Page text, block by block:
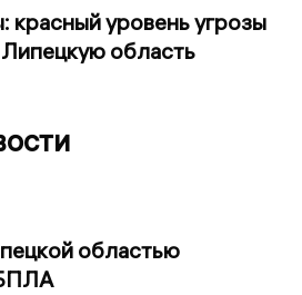
красный уровень угрозы
область
областью